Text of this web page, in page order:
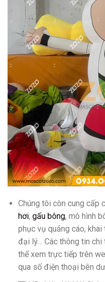
Chúng tôi còn cung cấp
hơi, gấu bông, mô hình
phục vụ quảng cáo, khai
đại lý… Các thông tin chi
thể xem trực tiếp trên
qua số điện thoại bên